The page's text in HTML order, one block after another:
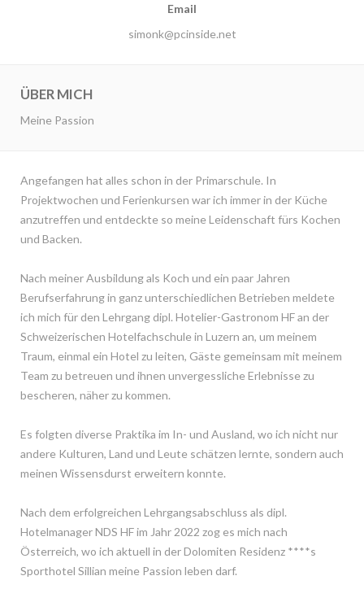
Email
simonk@pcinside.net
ÜBER MICH
Meine Passion
Angefangen hat alles schon in der Primarschule. In
Projektwochen und Ferienkursen war ich immer in der Küche
anzutreffen und entdeckte so meine Leidenschaft fürs Kochen
und Backen.
Nach meiner Ausbildung als Koch und ein paar Jahren
Berufserfahrung in ganz unterschiedlichen Betrieben meldete
ich mich für den Lehrgang dipl. Hotelier-Gastronom HF an der
Schweizerischen Hotelfachschule in Luzern an, um meinem
Traum, einmal ein Hotel zu leiten, Gäste gemeinsam mit meinem
Team zu betreuen und ihnen unvergessliche Erlebnisse zu
bescheren, näher zu kommen.
Es folgten diverse Praktika im In- und Ausland, wo ich nicht nur
andere Kulturen, Land und Leute schätzen lernte, sondern auch
meinen Wissensdurst erweitern konnte.
Nach dem erfolgreichen Lehrgangsabschluss als dipl.
Hotelmanager NDS HF im Jahr 2022 zog es mich nach
Österreich, wo ich aktuell in der Dolomiten Residenz ****s
Sporthotel Sillian meine Passion leben darf.